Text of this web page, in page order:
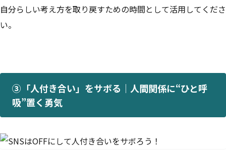
自分らしい考え方を取り戻すための時間として活用してくださ
い。
③「人付き合い」をサボる｜人間関係に“ひと呼
吸”置く勇気